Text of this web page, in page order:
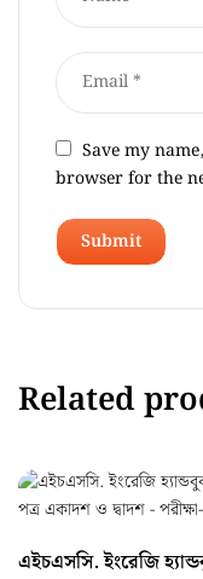
Save my
browser for the
Related
এইচএসসি. ইংরেজি